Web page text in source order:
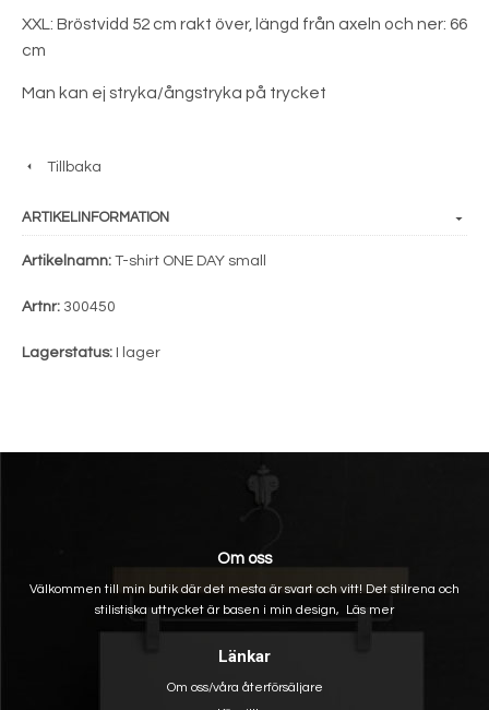
XXL: Bröstvidd 52 cm rakt över, längd från axeln och ner: 66
cm
Man kan ej stryka/ångstryka på trycket
Tillbaka
ARTIKELINFORMATION
Artikelnamn: T-shirt ONE DAY small
Artnr: 300450
Lagerstatus: I lager
Om oss
Välkommen till min butik där det mesta är svart och vitt! Det stilrena och
stilistiska uttrycket är basen i min design, Läs mer
Länkar
Om oss/våra återförsäljare